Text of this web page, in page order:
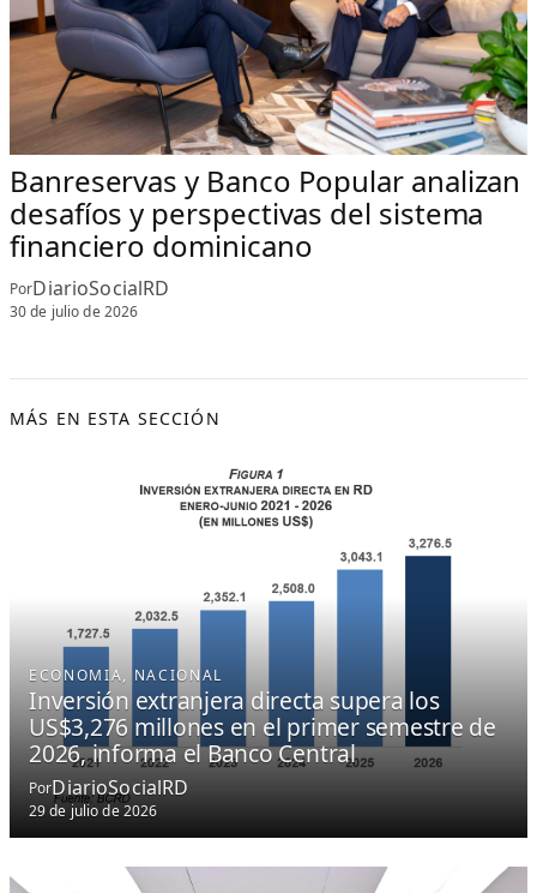
Banreservas y Banco Popular analizan
desafíos y perspectivas del sistema
financiero dominicano
PorDiarioSocialRD
30 de julio de 2026
MÁS EN ESTA SECCIÓN
ECONOMIA, NACIONAL
Inversión extranjera directa supera los
US$3,276 millones en el primer semestre de
2026, informa el Banco Central
PorDiarioSocialRD
29 de julio de 2026